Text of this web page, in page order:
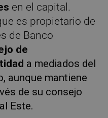
en el capital.
es propietario de
de Banco
de
a mediados del
aunque mantiene
de su consejo
Este.